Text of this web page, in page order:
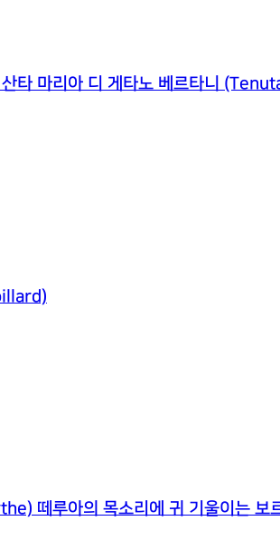
산타 마리아 디 게타노 베르타니
떼루아의 목소리에 귀 기울이는 보